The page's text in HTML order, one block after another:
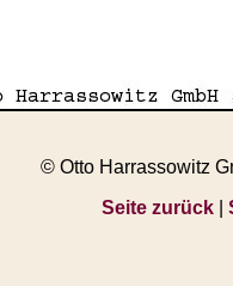
© Otto Harrassowitz
Seite zurück|